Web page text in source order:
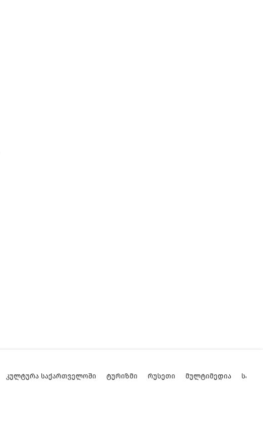
ᲙᲣᲚᲢᲣᲠᲐ ᲡᲐᲥᲐᲠᲗᲕᲔᲚᲝᲨᲘ ᲢᲣᲠᲘᲖᲛᲘ ᲠᲣᲡᲔᲗᲘ ᲛᲣᲚᲢᲘᲛᲔᲓᲘᲐ